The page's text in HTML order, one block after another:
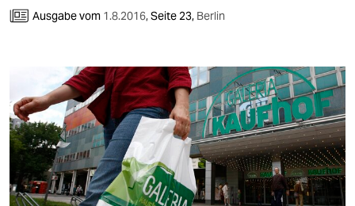
Ausgabe vom 1.8.2016,Seite 23, Berlin